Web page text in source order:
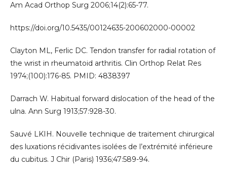
Am Acad Orthop Surg 2006;14(2):65-77.
https://doi.org/10.5435/00124635-200602000-00002
Clayton ML, Ferlic DC. Tendon transfer for radial rotation of
the wrist in rheumatoid arthritis. Clin Orthop Relat Res
1974;(100):176-85. PMID: 4838397
Darrach W. Habitual forward dislocation of the head of the
ulna. Ann Surg 1913;57:928-30.
Sauvé LKIH. Nouvelle technique de traitement chirurgical
des luxations récidivantes isolées de l’extrémité inférieure
du cubitus. J Chir (Paris) 1936;47:589-94.